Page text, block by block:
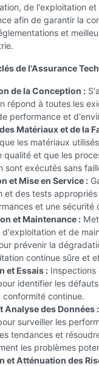
de l'exploitation et
afin de garantir la
et
de l'Assurance
de la Conception :
répond à toutes les
performance et
Matériaux et de la
les matériaux
qualité et que les
sont exécutés sans
et Mise en Service :
et des tests
et une sécurité
et Maintenance :
d'exploitation et de
prévenir la
continue sûre et
et Essais : Inspections
identifier les
conformité continue.
Analyse des Données :
surveiller les
tendances et
les problèmes
et Atténuation des